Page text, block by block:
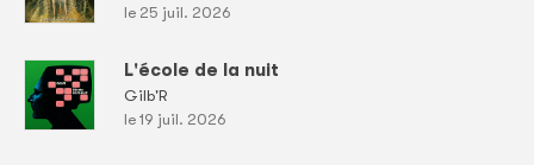
le 25 juil. 2026
L'école de la nuit
Gilb'R
le 19 juil. 2026